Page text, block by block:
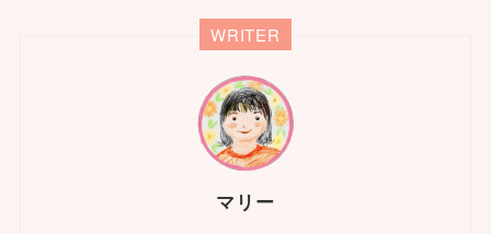
WRITER
マリー